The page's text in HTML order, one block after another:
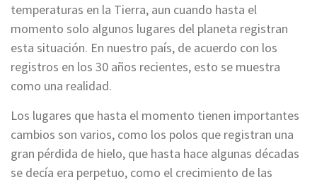
temperaturas en la Tierra, aun cuando hasta el
momento solo algunos lugares del planeta registran
esta situación. En nuestro país, de acuerdo con los
registros en los 30 años recientes, esto se muestra
como una realidad.
Los lugares que hasta el momento tienen importantes
cambios son varios, como los polos que registran una
gran pérdida de hielo, que hasta hace algunas décadas
se decía era perpetuo, como el crecimiento de las